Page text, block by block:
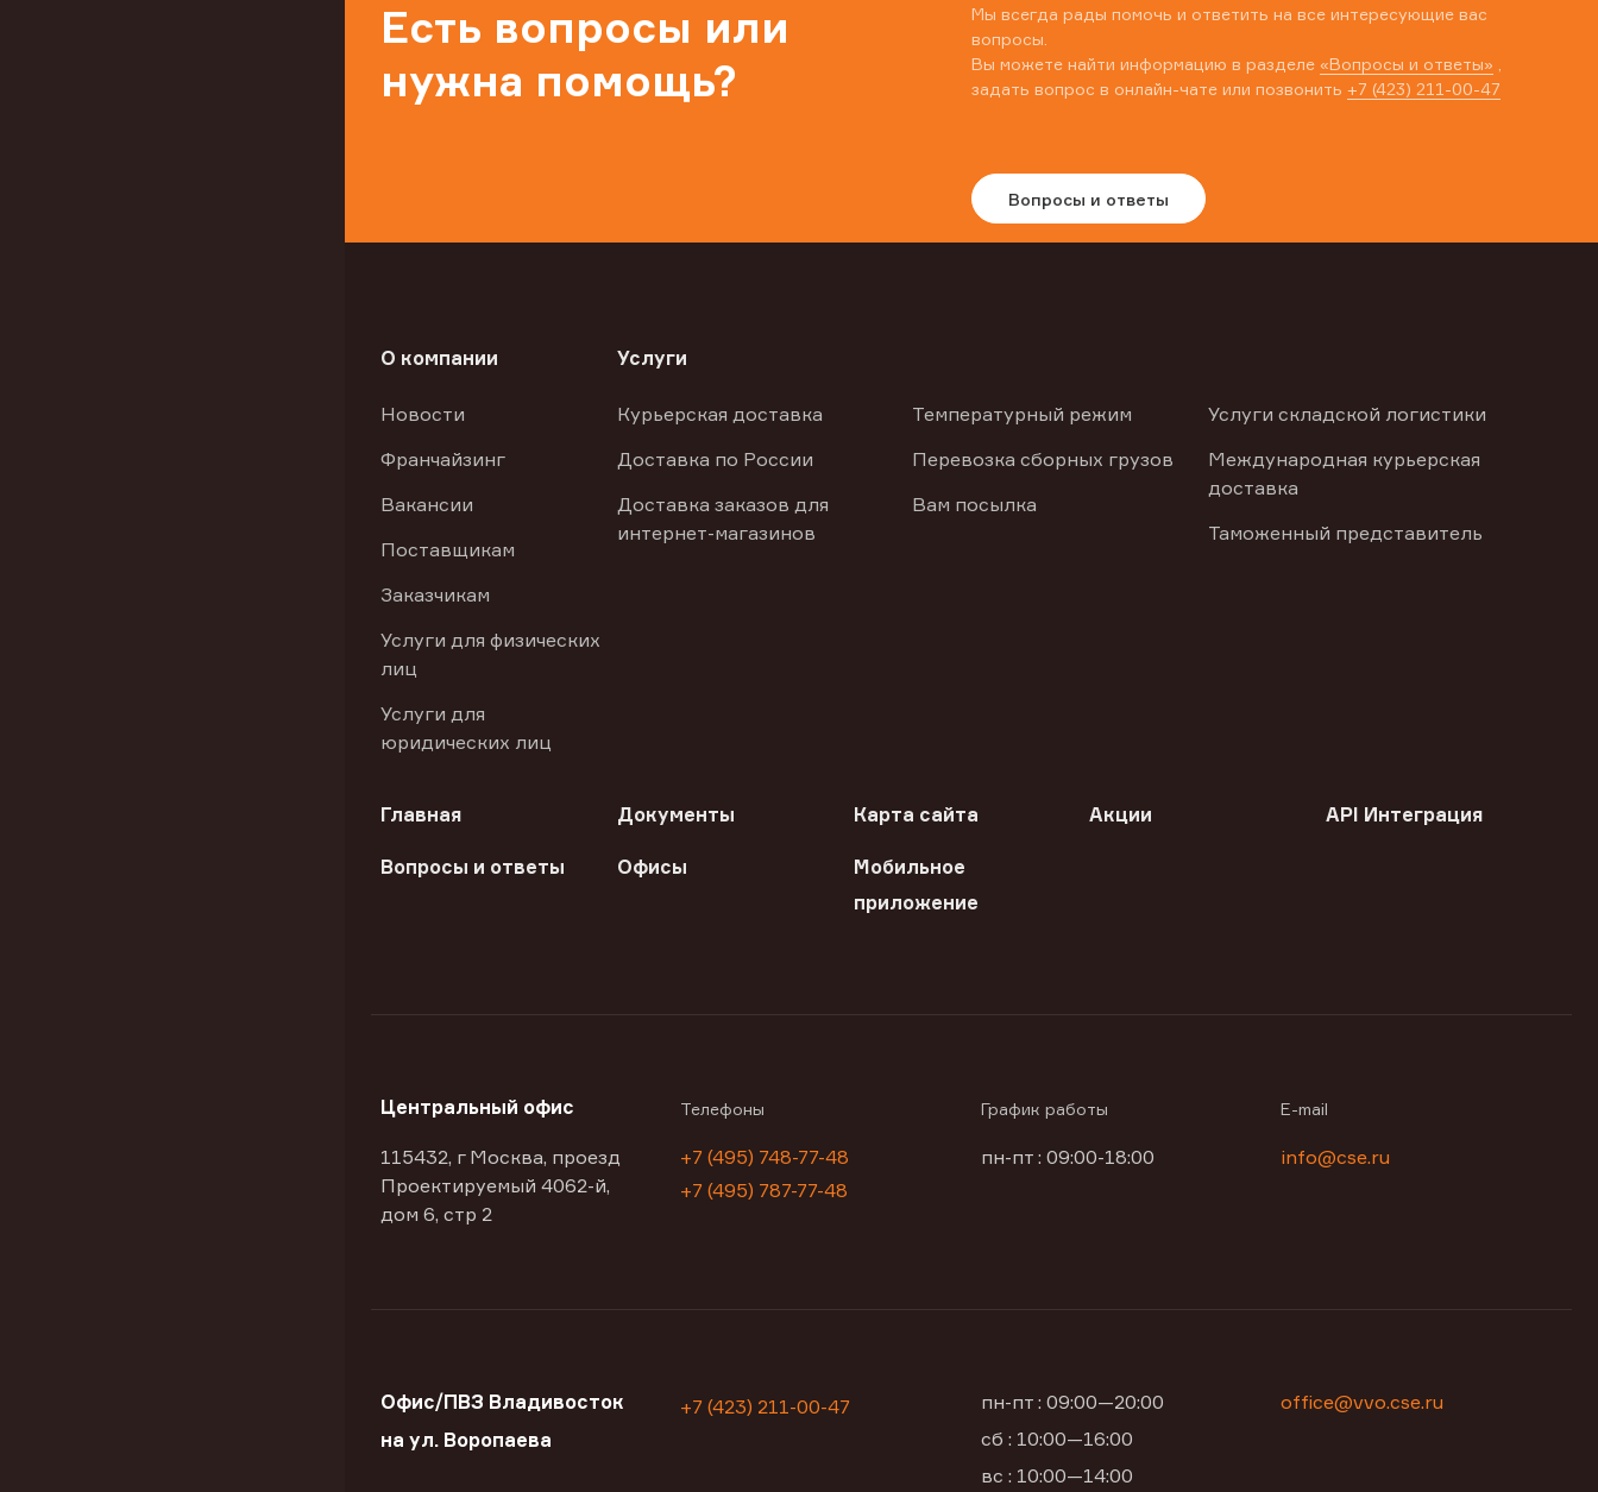
Есть вопросы или
нужна помощь?
Мы всегда рады помочь и ответить на все интересующие вас
вопросы.
Вы можете найти информацию в разделе «Вопросы и ответы»
задать вопрос в онлайн-чате или позвонить +7 (423) 211-00-47
Вопросы и ответы
О компании
Новости
Франчайзинг
Вакансии
Поставщикам
Заказчикам
Услуги для физических
лиц
Услуги для
юридических лиц
Услуги
Курьерская доставка
Доставка по России
Доставка заказов для
интернет-магазинов
Температурный режим
Перевозка сборных грузов
Вам посылка
Услуги складской логистики
Международная курьерская
доставка
Таможенный представитель
Главная Документы Карта сайта Акции API Интеграция
Вопросы и ответы Офисы
Мобильное
приложение
Центральный офис
115432, г Москва, проезд
Проектируемый 4062-й,
дом 6, стр 2
Телефоны
+7 (495) 748-77-48
+7 (495) 787-77-48
График работы
пн-пт : 09:00-18:00
E-mail
info@cse.ru
Офис/ПВЗ Владивосток
на ул. Воропаева
+7 (423) 211-00-47
пн-пт : 09:00—20:00
сб : 10:00—16:00
вс : 10:00—14:00
office@vvo.cse.ru